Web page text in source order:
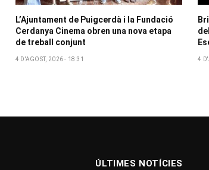
L’Ajuntament de Puigcerdà i la Fundació
Cerdanya Cinema obren una nova etapa
de treball conjunt
4 D'AGOST, 2026 - 18:31 4
ÚLTIMES NOTÍCIES